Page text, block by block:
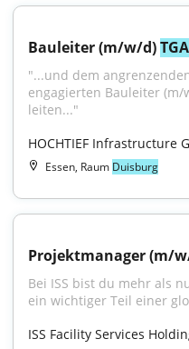
Bauleiter (m/w/d) TGA
"...und dem
engagierten Bauleiter (m/
leiten..."
HOCHTIEF Infrastructure
Essen, Raum Duisburg
Projektmanager (m/
Bei ISS bist du mehr als
ein wichtiger Teil einer
ISS Facility Services